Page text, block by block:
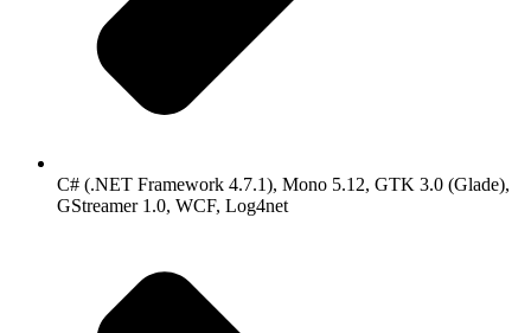
C# (.NET Framework 4.7.1), Mono 5.12, GTK 3.0 (Glade),
GStreamer 1.0, WCF, Log4net